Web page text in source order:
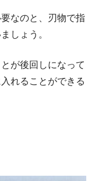
なのと、刃物で指
しょう。
が後回しになって
れることができる